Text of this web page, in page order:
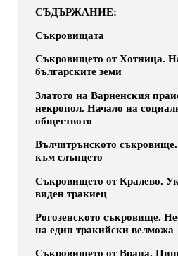
СЪДЪРЖАНИЕ:
Съкровищата
Съкровището от Хотница.
българските земи
Златото на Варненския
некропол. Начало на
обществото
Вълчитрънското
към слънцето
Съкровището от Кралево.
виден тракиец
Рогозенското съкровище.
на един тракийски велможа
Съкровището от Враца.